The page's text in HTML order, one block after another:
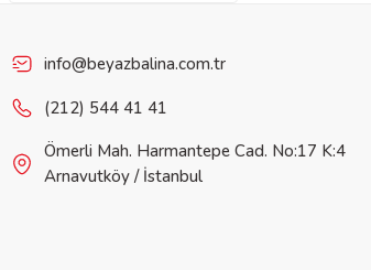
info@beyazbalina.com.tr
(212) 544 41 41
Ömerli Mah. Harmantepe Cad. No:17 K:4
Arnavutköy / İstanbul